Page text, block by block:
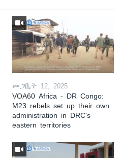
መጋቢት 12, 2025
VOA60 Africa - DR Congo:
M23 rebels set up their own
administration in DRC's
eastern territories